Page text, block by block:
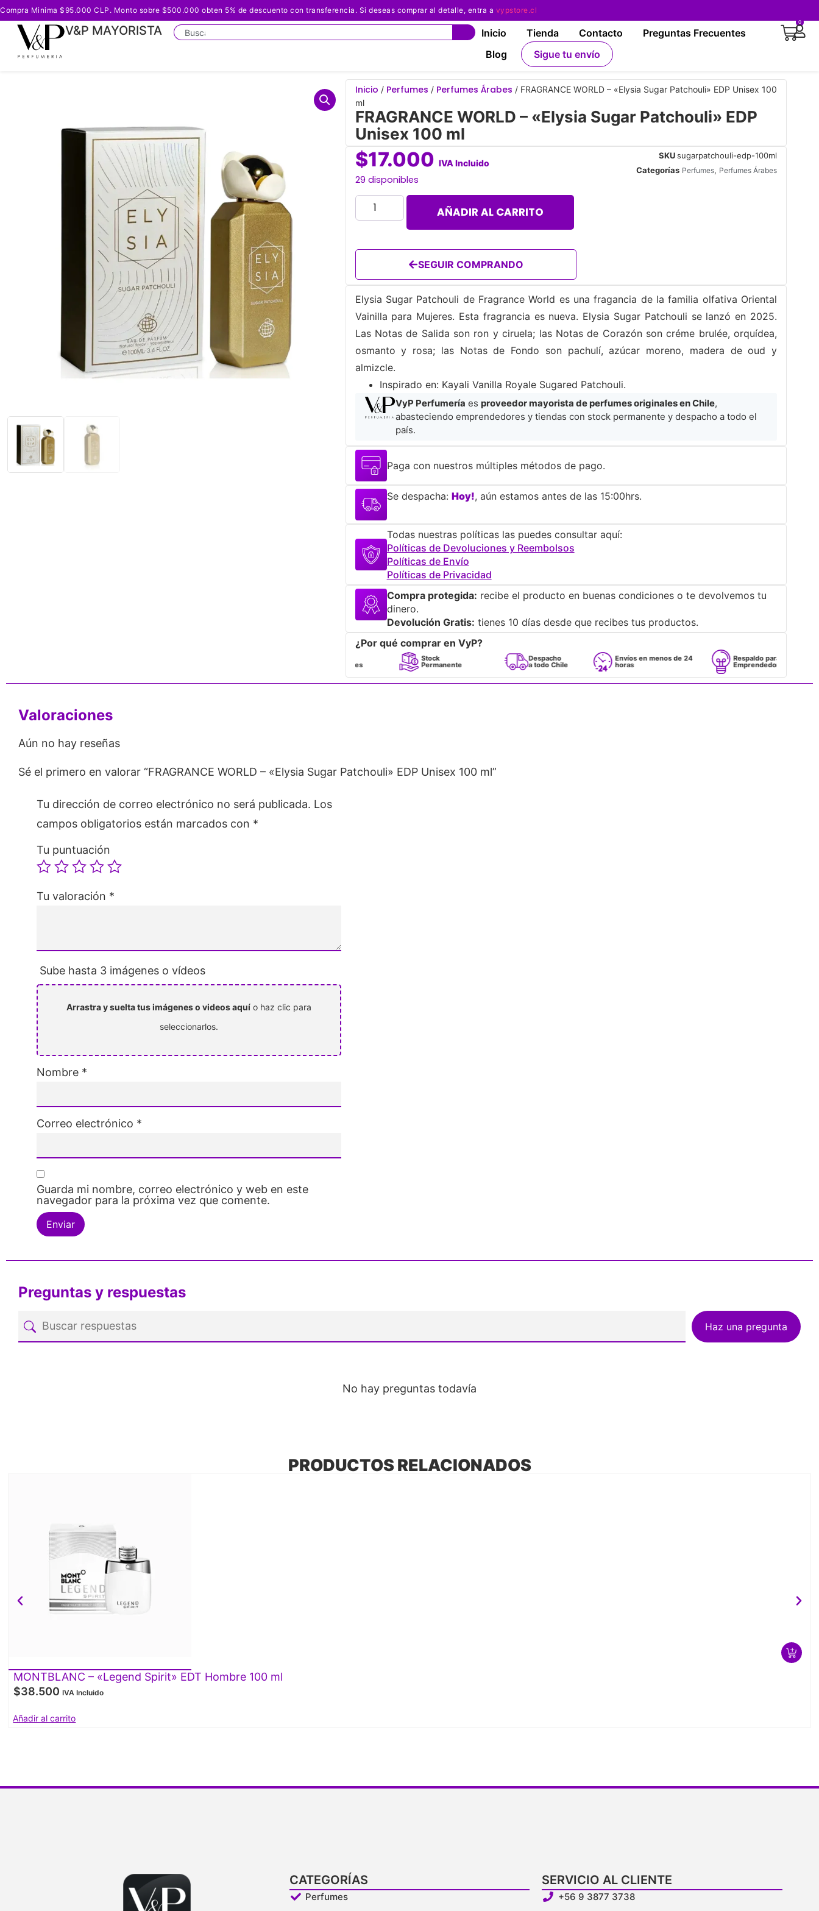
Compra Minima $95.000 CLP. Monto sobre $500.000 obten 5% de descuento con transferencia. Si deseas comprar al detalle, entra a vypstore.cl
V&P MAYORISTA Inicio Tienda Contacto
Preguntas Frecuentes
Blog
Sigue tu envío
0
Inicio / Perfumes / Perfumes Árabes / FRAGRANCE WORLD – «Elysia Sugar Patchouli» EDP Unisex 100
ml
FRAGRANCE WORLD – «Elysia Sugar Patchouli» EDP
Unisex 100 ml
$17.000 IVA Incluido
29 disponibles
AÑADIR AL CARRITO
SEGUIR COMPRANDO
SKUsugarpatchouli-edp-100ml
Categorías Perfumes, Perfumes Árabes
Elysia Sugar Patchouli de Fragrance World es una fragancia de la familia olfativa Oriental
Vainilla para Mujeres. Esta fragrancia es nueva. Elysia Sugar Patchouli se lanzó en 2025.
Las Notas de Salida son ron y ciruela; las Notas de Corazón son créme brulée, orquídea,
osmanto y rosa; las Notas de Fondo son pachulí, azúcar moreno, madera de oud y
almizcle.
​Inspirado en: Kayali Vanilla Royale Sugared Patchouli.
VyP Perfumería es proveedor mayorista de perfumes originales en Chile,
abasteciendo emprendedores y tiendas con stock permanente y despacho a todo el
país.
Paga con nuestros múltiples métodos de pago.
Se despacha: Hoy!, aún estamos antes de las 15:00hrs.
Todas nuestras políticas las puedes consultar aquí:
Políticas de Devoluciones y Reembolsos
Políticas de Envío
Políticas de Privacidad
Compra protegida: recibe el producto en buenas condiciones o te devolvemos tu
dinero.
Devolución Gratis: tienes 10 días desde que recibes tus productos.
¿Por qué comprar en VyP?
Stock
Permanente
Despacho
a todo Chile
Envíos en menos de 24
horas
Respaldo para
Emprendedores
Valoraciones
Aún no hay reseñas
Sé el primero en valorar “FRAGRANCE WORLD – «Elysia Sugar Patchouli» EDP Unisex 100 ml”
Tu dirección de correo electrónico no será publicada. Los
campos obligatorios están marcados con *
Tu puntuación
Tu valoración *
Sube hasta 3 imágenes o vídeos
Arrastra y suelta tus imágenes o videos aquí o haz clic para
seleccionarlos.
Nombre *
Correo electrónico *
Guarda mi nombre, correo electrónico y web en este
navegador para la próxima vez que comente.
Preguntas y respuestas
Haz una pregunta
No hay preguntas todavía
PRODUCTOS RELACIONADOS
MONTBLANC – «Legend Spirit» EDT Hombre 100 ml
$38.500 IVA Incluido
Añadir al carrito
CATEGORÍAS
Perfumes
SERVICIO AL CLIENTE
+56 9 3877 3738